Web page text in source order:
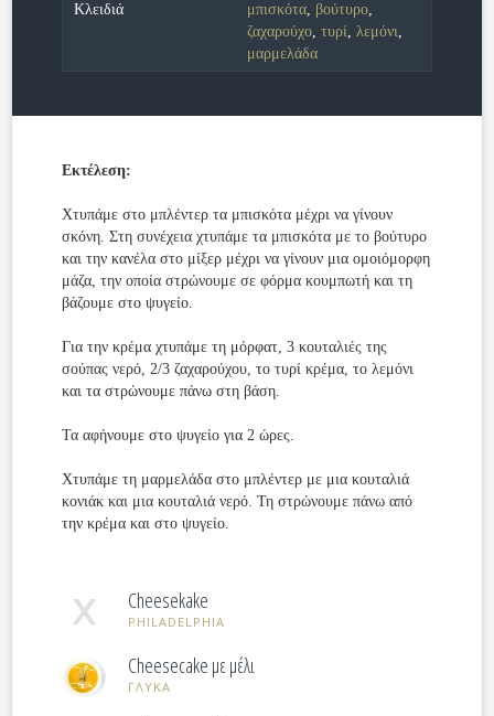
Κλειδιά
μπισκότα, βούτυρο,
ζαχαρούχο, τυρί, λεμόνι,
μαρμελάδα
Εκτέλεση:
Χτυπάμε στο μπλέντερ τα μπισκότα μέχρι να γίνουν
σκόνη. Στη συνέχεια χτυπάμε τα μπισκότα με το βούτυρο
και την κανέλα στο μίξερ μέχρι να γίνουν μια ομοιόμορφη
μάζα, την οποία στρώνουμε σε φόρμα κουμπωτή και τη
βάζουμε στο ψυγείο.
Για την κρέμα χτυπάμε τη μόρφατ, 3 κουταλιές της
σούπας νερό, 2/3 ζαχαρούχου, το τυρί κρέμα, το λεμόνι
και τα στρώνουμε πάνω στη βάση.
Τα αφήνουμε στο ψυγείο για 2 ώρες.
Χτυπάμε τη μαρμελάδα στο μπλέντερ με μια κουταλιά
κονιάκ και μια κουταλιά νερό. Τη στρώνουμε πάνω από
την κρέμα και στο ψυγείο.
Cheesekake
PHILADELPHIA
Cheesecake με μέλι
ΓΛΥΚΑ